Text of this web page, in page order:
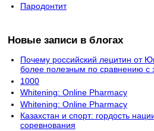
Пародонтит
Новые записи в блогах
Почему российский лецитин от
более полезным по сравнению с
1000
Whitening: Online Pharmacy
Whitening: Online Pharmacy
Казахстан и спорт: гордость
соревнования